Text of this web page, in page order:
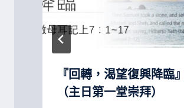
『回轉，渴望復興降臨』
（主日第一堂崇拜）